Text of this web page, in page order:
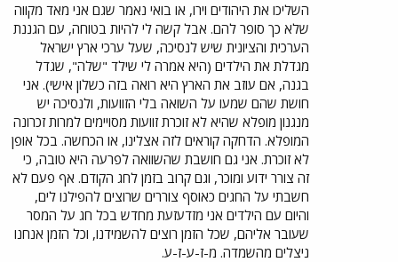
השליכו את היהודים וירו, או בואי נאמר שגם אני מאד מקווה
שלא כך סופר להם. אבל קשה לי להיות בטוחה, עם הגננת
הערכית והציונית שיש לנסיכה, שעל ערכי ארץ ישראל
מגדלת את הילדים (היא אמרה לי שילד "שלה", שגדל
בגנה, אם עוזב את הארץ היא רואה בזה כשלון אישי). אני
חושת שהם שמעו על השואה בלי הזוועות, ולנסיכה יש
מנגנון מופלא שהיא לא זוכרת זוועות מסויימים למרות זכרונה
המופלא. הדחקה קוראים לזה אצלינו, או הכחשה. בכל אופן
לא זוכרת. אני גם חושבת שהשוואה לפרעה היא טובה, כי
זה צורר ידוע ומוכר, וגם קרוב בזמן לחג הקודם. אף פעם לא
חשבתי על החגים כאוסף צוררים שרוצים להפילנו לים,
והיום עם הילדים אני מזדעזעת מחדש בכל חג על המסר
שעובר אליהם, שכל הזמן רוצים להשמידנו, וכל הזמן אנחנו
ניצלים מהשמדה. מ-ז-ע-ז-ע.